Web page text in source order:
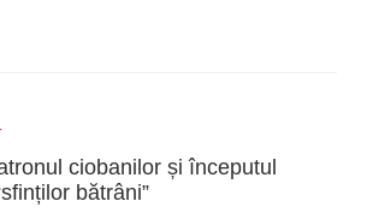
ciobanilor și începutul
bătrâni”